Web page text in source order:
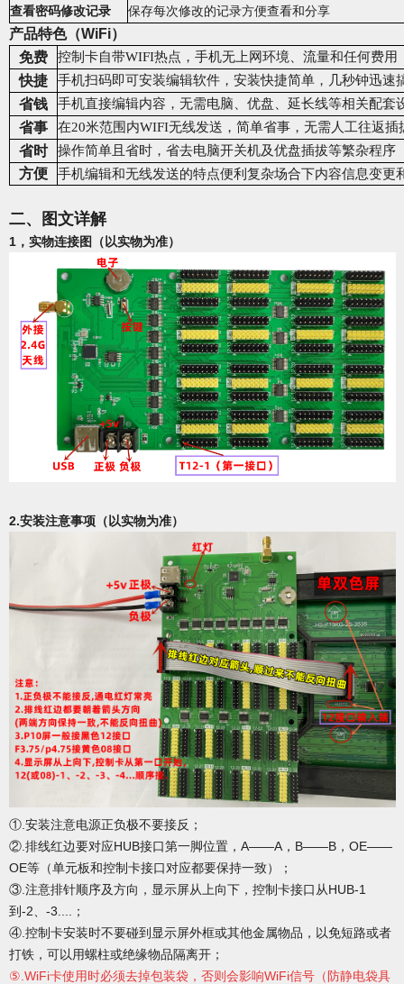
查看密码修改记录 保存每次修改的记录方便查看和分享
产品特色（WiFi）
免费
控制 卡自带WIFI热点，手机无上网环境、流量和任何费用
快捷 手机扫码即可安装编辑软件，安装快捷简单，几秒钟迅速
省钱 手机直接编辑内容，无需电脑、优盘、延长线等相关配套
省事 在20米范围内WIFI无线发送，简单省事，无需人工往返插
省时 操作简单且省时，省去电脑开关机及优盘插拔等繁杂程序
方便 手机编辑和无线发送的特点便利复杂场合下内容信息变更
二、图文详解
1，实物连接图（以实物为准）
2.安装注意事项 （以实物为准）
①.安装注意电源正负极不要接反；
②.排线红边要对应HUB接口第一脚位置，A——A，B——B，OE——
OE等（单元板和控制卡接口对应都要保持一致）；
③.注意排针顺序及方向，显示屏从上向下，控制卡接口从HUB-1
到-2、-3....；
④.控制卡安装时不要碰到显示屏外框或其他金属物品，以免短路或者
打铁，可以用螺柱或绝缘物品隔离开；
⑤.WiFi卡使用时必须去掉包装袋，否则会影响WiFi信号（防静电袋具